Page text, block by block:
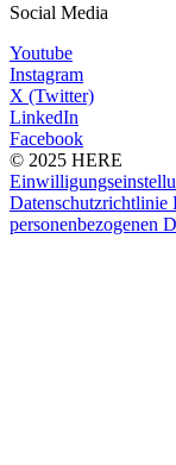
Social Media
Youtube
Instagram
X (Twitter)
LinkedIn
Facebook
© 2025 HERE
Datenschutzrichtlinie
personenbezogenen